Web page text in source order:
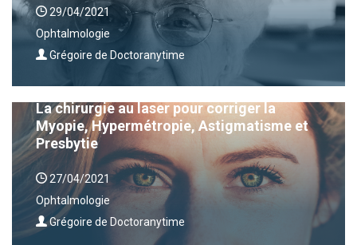
29/04/2021
Ophtalmologie
Grégoire de Doctoranytime
La chirurgie au laser pour corriger la
Myopie, Hypermétropie, Astigmatisme et
Presbytie
27/04/2021
Ophtalmologie
Grégoire de Doctoranytime